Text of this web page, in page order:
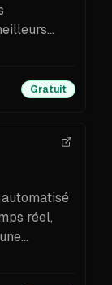
Gratuit
réel,